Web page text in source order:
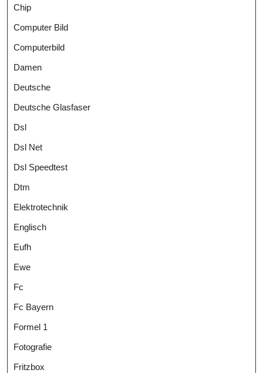
Chip
Computer Bild
Computerbild
Damen
Deutsche
Deutsche Glasfaser
Dsl
Dsl Net
Dsl Speedtest
Dtm
Elektrotechnik
Englisch
Eufh
Ewe
Fc
Fc Bayern
Formel 1
Fotografie
Fritzbox